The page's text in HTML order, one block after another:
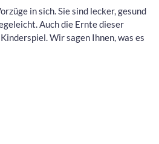
in sich. Sie sind lecker, gesund
Auch die Ernte dieser
Wir sagen Ihnen, was es